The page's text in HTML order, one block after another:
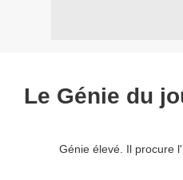
Le Génie du
Génie élevé. Il procure